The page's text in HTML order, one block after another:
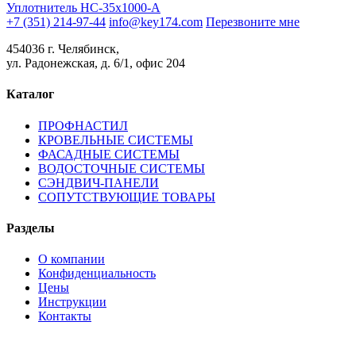
Уплотнитель НС-35х1000-А
+7 (351) 214-97-44 info@key174.com Перезвоните мне
454036 г. Челябинск,
ул. Радонежская, д. 6/1, офис 204
Каталог
ПРОФНАСТИЛ
КРОВЕЛЬНЫЕ СИСТЕМЫ
ФАСАДНЫЕ СИСТЕМЫ
ВОДОСТОЧНЫЕ СИСТЕМЫ
СЭНДВИЧ-ПАНЕЛИ
СОПУТСТВУЮЩИЕ ТОВАРЫ
Разделы
О компании
Конфиденциальность
Цены
Инструкции
Контакты